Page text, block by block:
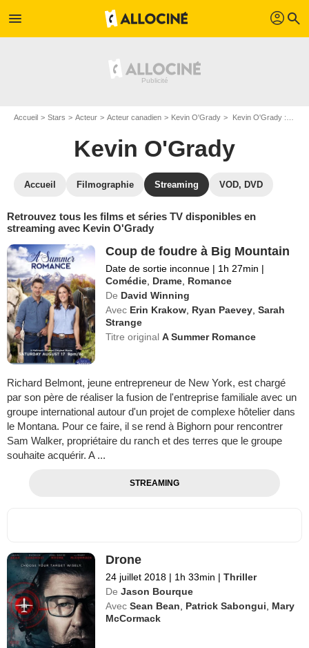
menu profil search
Accueil Stars Acteur Acteur canadien Kevin O'Grady Kevin O'Grady : Films et séries online
Kevin O'Grady
Accueil Filmographie Streaming VOD, DVD
Retrouvez tous les films et séries TV disponibles en
streaming avec Kevin O'Grady
Coup de foudre à Big Mountain
Date de sortie inconnue | 1h 27min |
Comédie Drame Romance
De David Winning
Avec Erin Krakow Ryan Paevey ,Sarah
Strange
Titre originalA Summer Romance
Richard Belmont, jeune entrepreneur de New York, est chargé
par son père de réaliser la fusion de l'entreprise familiale avec un
groupe international autour d'un projet de complexe hôtelier dans
le Montana. Pour ce faire, il se rend à Bighorn pour rencontrer
Sam Walker, propriétaire du ranch et des terres que le groupe
souhaite acquérir. A ...
STREAMING
Drone
24 juillet 2018 | 1h 33min | Thriller
De Jason Bourque
Avec Sean Bean Patrick Sabongui
Mary
McCormack